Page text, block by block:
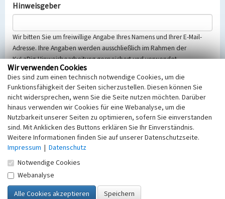
Hinweisgeber
Wir bitten Sie um freiwillige Angabe Ihres Namens und Ihrer E-Mail-
Adresse. Ihre Angaben werden ausschließlich im Rahmen der
KuLaDig-Hinweisbearbeitung gespeichert und verwendet.
Selbstverständlich werden diese entsprechend der Vorschriften des
Telemediengesetzes, des Datenschutzgesetzes NRW und der seit
dem 25.05.2018 gültigen Europäischen Datenschutzgrundverordnung
(EU-DSGVO) vertraulich behandelt, beachten Sie bitte unsere
Hinweise zumDatenschutz
Nachricht
SicherheitsabfrageTragen Sie unten das Rechenergebnis aus der
Wir verwenden Cookies
Dies sind zum einen technisch notwendige Cookies, um die
Funktionsfähigkeit der Seiten sicherzustellen. Diesen können Sie
nicht widersprechen, wenn Sie die Seite nutzen möchten. Darüber
hinaus verwenden wir Cookies für eine Webanalyse, um die
Nutzbarkeit unserer Seiten zu optimieren, sofern Sie einverstanden
sind. Mit Anklicken des Buttons erklären Sie Ihr Einverständnis.
Weitere Informationen finden Sie auf unserer Datenschutzseite.
Impressum | Datenschutz
Notwendige Cookies
Webanalyse